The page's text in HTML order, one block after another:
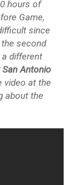
hours of
Game,
since
second
different
San Antonio
video at the
about the